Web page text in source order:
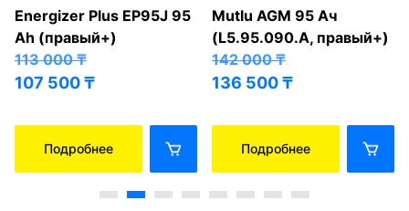
Energizer Plus EP95J 95
Ah (правый+)
113 000₸
107 500₸
Подробнее
Mutlu AGM 95 Ач
(L5.95.090.A, правый+)
142 000₸
136 500₸
Подробнее